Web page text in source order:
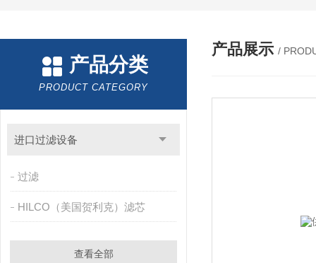
产品分类
PRODUCT CATEGORY
进口过滤设备
过滤
HILCO（美国贺利克）滤芯
查看全部
产品展示 /